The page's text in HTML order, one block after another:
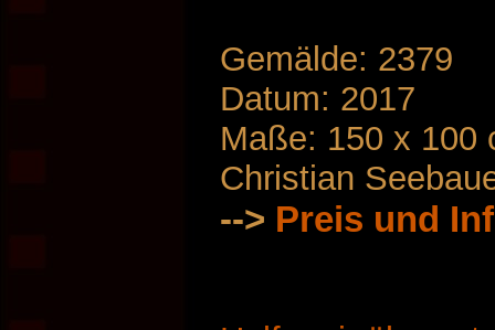
Gemälde: 2379
Datum: 2017
Maße: 150 x 100
Christian
--> Preis und